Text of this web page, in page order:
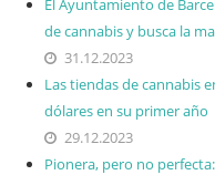
de cannabis y busca la
31.12.2023
Las tiendas de cannabis
dólares en su primer año
29.12.2023
Pionera, pero no